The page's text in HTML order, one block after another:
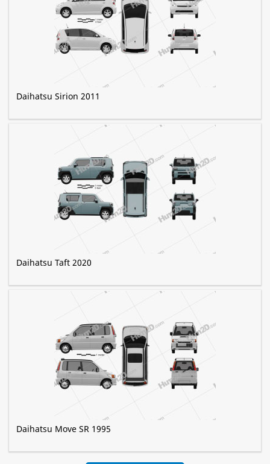
Daihatsu Sirion 2011
Daihatsu Taft 2020
Daihatsu Move SR 1995